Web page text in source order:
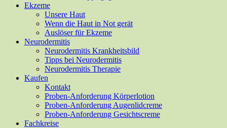
Ekzeme
Unsere Haut
Wenn die Haut in Not gerät
Auslöser für Ekzeme
Neurodermitis
Neurodermitis Krankheitsbild
Tipps bei Neurodermitis
Neurodermitis Therapie
Kaufen
Kontakt
Proben-Anforderung Körperlotion
Proben-Anforderung Augenlidcreme
Proben-Anforderung Gesichtscreme
Fachkreise